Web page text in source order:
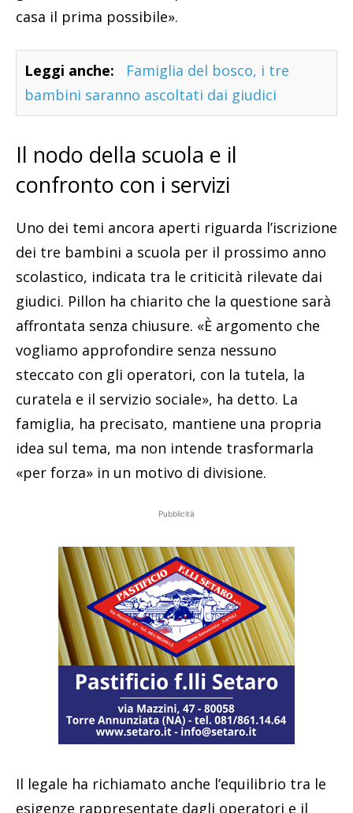
casa il prima possibile».
Leggi anche:
Famiglia del bosco, i tre
bambini saranno ascoltati dai giudici
Il nodo della scuola e il
confronto con i servizi
Uno dei temi ancora aperti riguarda l’iscrizione
dei tre bambini a scuola per il prossimo anno
scolastico, indicata tra le criticità rilevate dai
giudici. Pillon ha chiarito che la questione sarà
affrontata senza chiusure. «È argomento che
vogliamo approfondire senza nessuno
steccato con gli operatori, con la tutela, la
curatela e il servizio sociale», ha detto. La
famiglia, ha precisato, mantiene una propria
idea sul tema, ma non intende trasformarla
«per forza» in un motivo di divisione.
Pubblicità
Il legale ha richiamato anche l’equilibrio tra le
esigenze rappresentate dagli operatori e il